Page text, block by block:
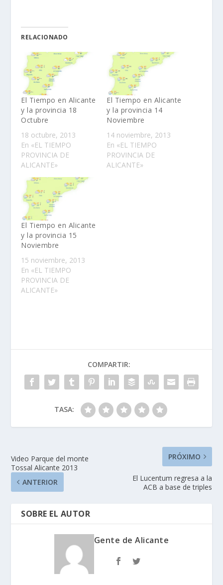
RELACIONADO
El Tiempo en Alicante
y la provincia 18
Octubre
18 octubre, 2013
En «EL TIEMPO
PROVINCIA DE
ALICANTE»
El Tiempo en Alicante
y la provincia 14
Noviembre
14 noviembre, 2013
En «EL TIEMPO
PROVINCIA DE
ALICANTE»
El Tiempo en Alicante
y la provincia 15
Noviembre
15 noviembre, 2013
En «EL TIEMPO
PROVINCIA DE
ALICANTE»
COMPARTIR:
TASA:
Video Parque del monte
Tossal Alicante 2013
ANTERIOR
PRÓXIMO
El Lucentum regresa a la
ACB a base de triples
SOBRE EL AUTOR
Gente de Alicante